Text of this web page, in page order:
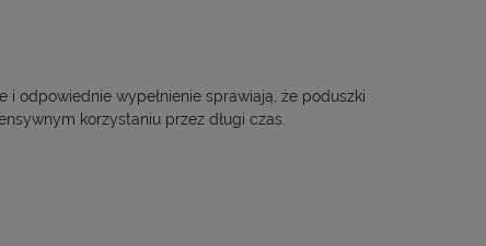
i odpowiednie wypełnienie sprawiają, że poduszki
korzystaniu przez długi czas.